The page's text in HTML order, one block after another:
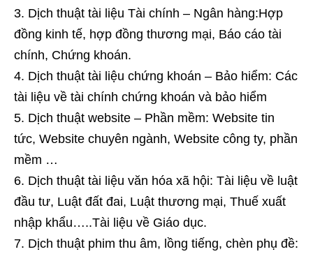
Dịch thuật tài liệu Tài chính – Ngân hàng:Hợp
đồng kinh tế, hợp đồng thương mại, Báo cáo tài
chính, Chứng khoán.
Dịch thuật tài liệu chứng khoán – Bảo hiểm: Các
tài liệu về tài chính chứng khoán và bảo hiểm
Dịch thuật website – Phần mềm: Website tin
tức, Website chuyên ngành, Website công ty, phần
mềm …
Dịch thuật tài liệu văn hóa xã hội: Tài liệu về luật
đầu tư, Luật đất đai, Luật thương mại, Thuế xuất
nhập khẩu…..Tài liệu về Giáo dục.
Dịch thuật phim thu âm, lồng tiếng, chèn phụ đề: